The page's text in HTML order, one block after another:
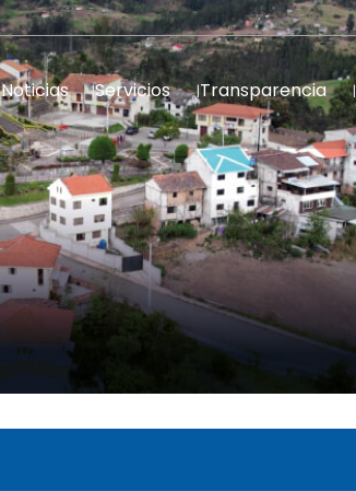
Noticias Servicios Transparencia